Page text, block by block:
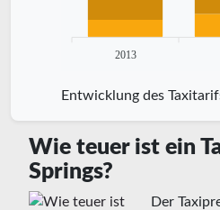
2013
Entwicklung des
Wie teuer ist ein
Springs?
Der